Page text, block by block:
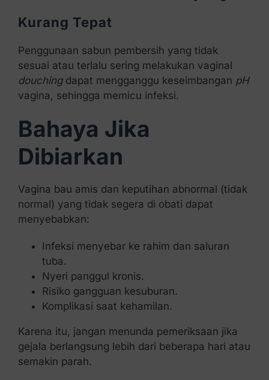
Kurang Tepat
Penggunaan sabun pembersih yang tidak
sesuai atau terlalu sering melakukan vaginal
douchingdapat mengganggu keseimbangan pH
vagina, sehingga memicu infeksi.
Bahaya Jika
Dibiarkan
Vagina bau amis dan keputihan abnormal (tidak
normal) yang tidak segera di obati dapat
menyebabkan:
Infeksi menyebar ke rahim dan saluran
tuba.
Nyeri panggul kronis.
Risiko gangguan kesuburan.
Komplikasi saat kehamilan.
Karena itu, jangan menunda pemeriksaan jika
gejala berlangsung lebih dari beberapa hari atau
semakin parah.